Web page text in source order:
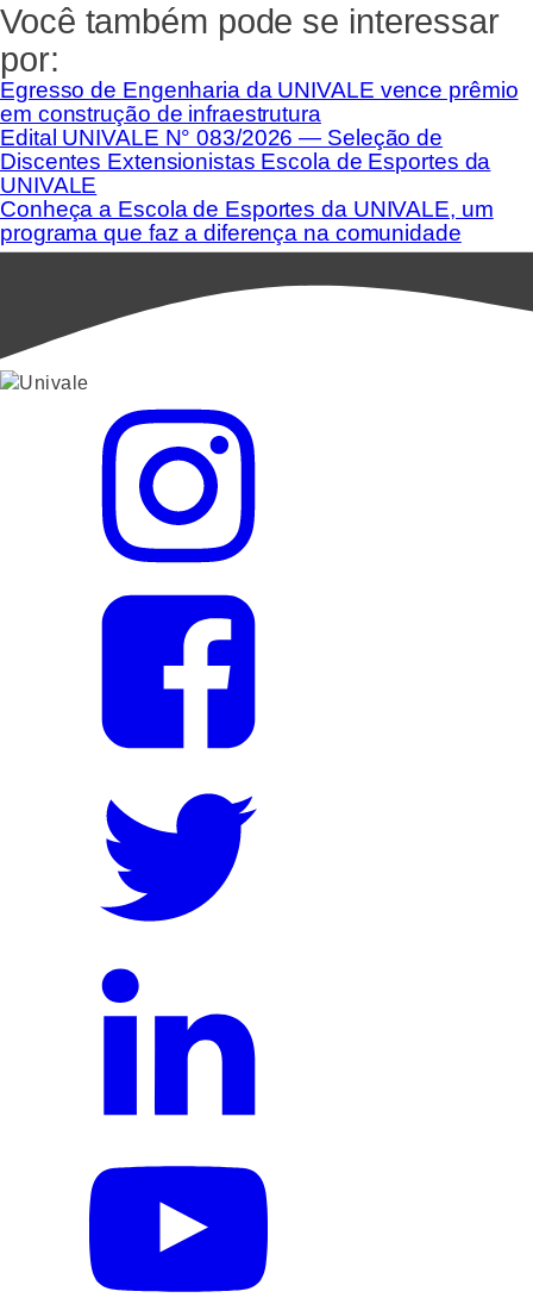
Você também pode se interessar
por:
Egresso de Engenharia da UNIVALE vence prêmio
em construção de infraestrutura
Edital UNIVALE N° 083/2026 — Seleção de
Discentes Extensionistas Escola de Esportes da
UNIVALE
Conheça a Escola de Esportes da UNIVALE, um
programa que faz a diferença na comunidade